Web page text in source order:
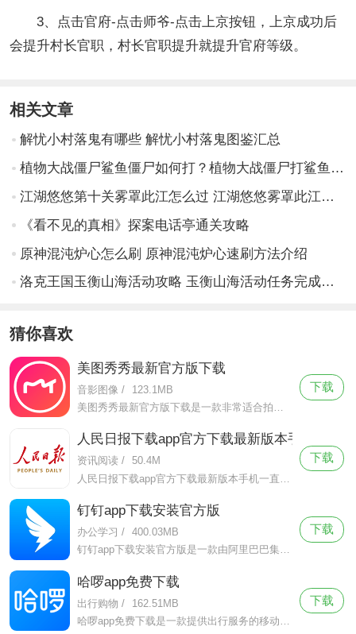
3、点击官府-点击师爷-点击上京按钮，上京成功后
会提升村长官职，村长官职提升就提升官府等级。
相关文章
解忧小村落鬼有哪些 解忧小村落鬼图鉴汇总
植物大战僵尸鲨鱼僵尸如何打？植物大战僵尸打鲨鱼僵尸的方法
江湖悠悠第十关雾罩此江怎么过 江湖悠悠雾罩此江第十关完美攻略
《看不见的真相》探案电话亭通关攻略
原神混沌炉心怎么刷 原神混沌炉心速刷方法介绍
洛克王国玉衡山海活动攻略 玉衡山海活动任务完成方法
猜你喜欢
美图秀秀最新官方版下载
音影图像 /
123.1MB
下载
人民日报下载app官方下载最新版本手机
资讯阅读 / 50.4M
下载
钉钉app下载安装官方版
办公学习 / 400.03MB
钉钉app下载安装官方版是一款由阿里巴巴集团精心打造的为企业办公使用的协同软件，这款软件帮助了千万企业实现工作上的高效率协同、沟通、管理、沟通，大大的提升了企业的办公效率，并且实现了业务信息化和组织数字化
下载
哈啰app免费下载
出行购物 /
162.51MB
下载